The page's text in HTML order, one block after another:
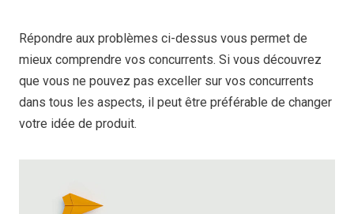
Répondre aux problèmes ci-dessus vous permet de
mieux comprendre vos concurrents. Si vous découvrez
que vous ne pouvez pas exceller sur vos concurrents
dans tous les aspects, il peut être préférable de changer
votre idée de produit.